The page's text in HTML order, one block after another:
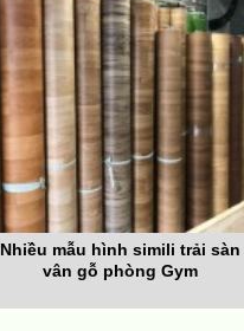
Nhiều mẫu hình simili trải sàn
vân gỗ phòng Gym